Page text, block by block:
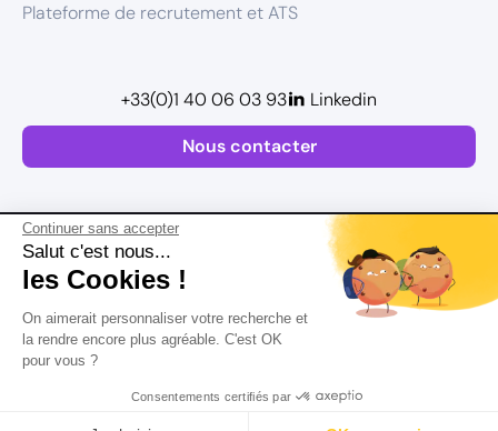
Continuer sans accepter
Salut c'est nous...
les Cookies !
On aimerait personnaliser votre recherche et
la rendre encore plus agréable. C'est OK
pour vous ?
Consentements certifiés par
Plateforme de recrutement et ATS
Nous contacter
+33(0)1 40 06 03 93 Linkedin
Plan de site
Mentions légales
Conditions Générales d’Utilisation
Version actualisée en
2026